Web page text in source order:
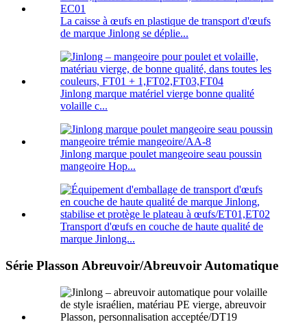
La caisse à œufs en plastique de transport d'œufs
de marque Jinlong se déplie...
Jinlong marque matériel vierge bonne qualité
volaille c...
Jinlong marque poulet mangeoire seau poussin
mangeoire Hop...
Transport d'œufs en couche de haute qualité de
marque Jinlong...
Série Plasson Abreuvoir/Abreuvoir Automatique